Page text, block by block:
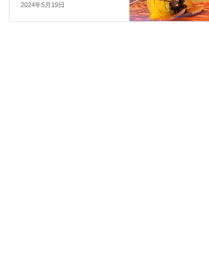
2024年5月19日